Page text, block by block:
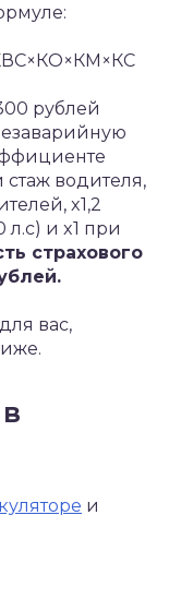
рублей
стаж водителя,
x1,2
л.с) и x1 при
страхового
вас,
и